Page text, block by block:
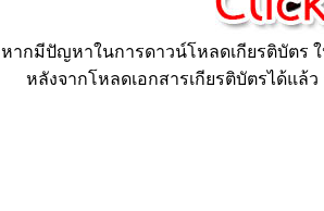
หากมีปัญหาในการดาวน์โหลดเกียรติบัตร
หลังจากโหลดเอกสารเกียรติบัตรได้แล้